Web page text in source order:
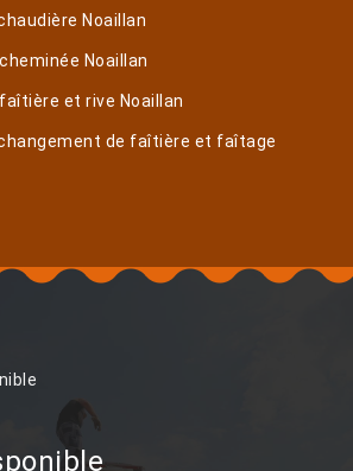
Noaillan
Noaillan
et rive Noaillan
de faîtière et faîtage